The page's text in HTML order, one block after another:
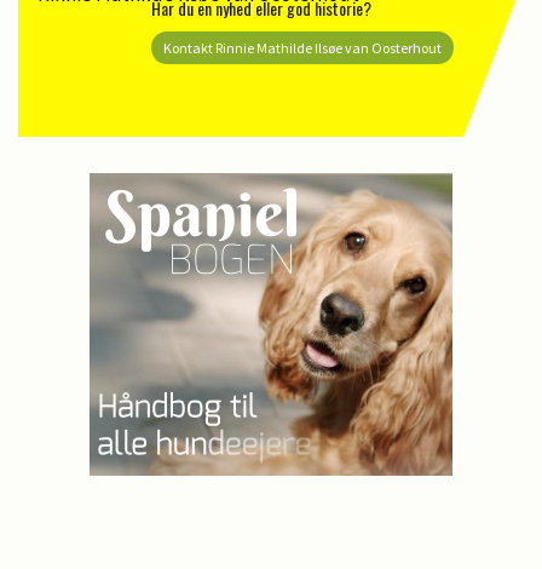
Har du en nyhed eller god historie?
Kontakt Rinnie Mathilde Ilsøe van Oosterhout